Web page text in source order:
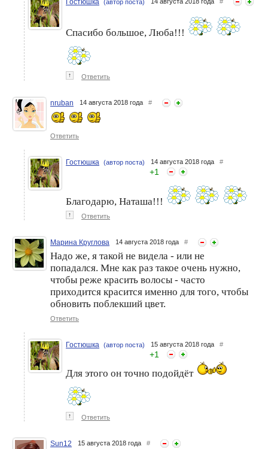
Гостюшка (автор поста)
Спасибо большое, Люба!!!
↑ Ответить
nruban 14 августа 2018 года #
Ответить
Гостюшка (автор поста) 14 августа 2018 года #
+1
Благодарю, Наташа!!!
↑ Ответить
Марина Круглова 14 августа 2018 года #
Надо же, я такой не видела - или не
попадался. Мне как раз такое очень нужно,
чтобы реже красить волосы - часто
приходится красится именно для того, чтобы
обновить поблекший цвет.
Ответить
Гостюшка (автор поста) 15 августа 2018 года #
+1
Для этого он точно подойдёт
↑ Ответить
Sun12 15 августа 2018 года #